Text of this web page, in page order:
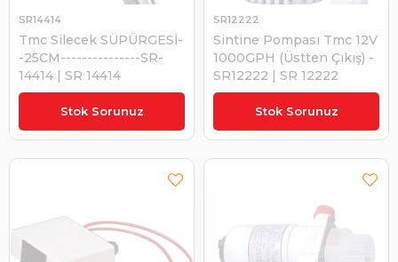
Stok Sorunuz
Tmc Silecek SÜPÜRGESİ-
-25CM---------------SR-
14414 | SR 14414
SR14414
₺166,99 Stok Sorunuz
Sintine Pompası Tmc 12V
1000GPH (Üstten Çıkış) -
SR12222 | SR 12222
SR12222
₺2.599,34